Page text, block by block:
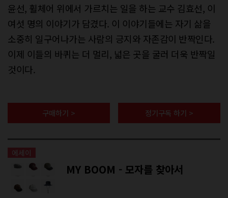
윤선, 휠체어 위에서 가르치는 일을 하는 교수 김효선, 이
여섯 명의 이야기가 담겼다. 이 이야기들에는 자기 삶을
소중히 일구어나가는 사람의 긍지와 자존감이 반짝인다.
이제 이들의 바퀴는 더 멀리, 넓은 곳을 굴러 더욱 반짝일
것이다.
구매하기 > 정기구독 하기 >
에세이
MY BOOM - 모자를 찾아서